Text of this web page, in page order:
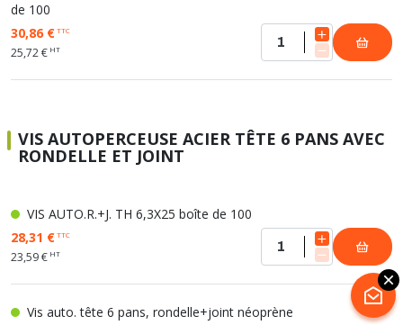
de 100
30,86 €TTC
25,72 € HT
VIS AUTOPERCEUSE ACIER TÊTE 6 PANS AVEC
RONDELLE ET JOINT
VIS AUTO.R.+J. TH 6,3X25 boîte de 100
28,31 €TTC
23,59 € HT
Vis auto. tête 6 pans, rondelle+joint néoprène